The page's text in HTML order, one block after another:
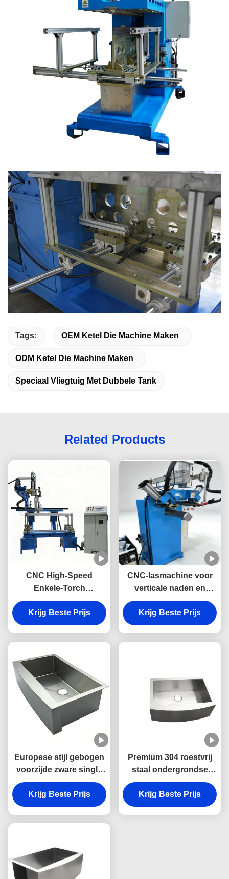
Tags: OEM Ketel Die Machine Maken
ODM Ketel Die Machine Maken
Speciaal Vliegtuig Met Dubbele Tank
Related Products
CNC High-Speed
Enkele-Torch
Automatische Basin
Laser Lasser voor
Roestvrijstalen
Krijg Beste Prijs
CNC-lasmachine voor
verticale naden en
onderhoeken - Speciale
lasmachine
Krijg Beste Prijs
Europese stijl gebogen
voorzijde zware single
bowl boerderij wasbak
in 304 roestvrij staal
voor de keuken
Krijg Beste Prijs
Premium 304 roestvrij
staal ondergrondse
keuken wastafel met
schramvast en
makkelijk schoon te
Krijg Beste Prijs